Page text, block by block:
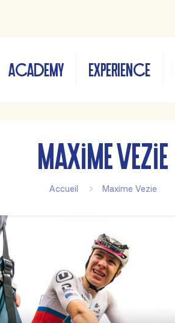
ACADEMY EXPERIENCE
Maxime Vezie
Accueil Maxime Vezie